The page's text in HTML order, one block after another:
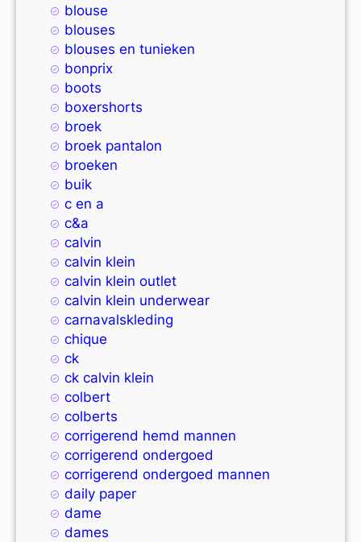
blouse
blouses
blouses en tunieken
bonprix
boots
boxershorts
broek
broek pantalon
broeken
buik
c en a
c&a
calvin
calvin klein
calvin klein outlet
calvin klein underwear
carnavalskleding
chique
ck
ck calvin klein
colbert
colberts
corrigerend hemd mannen
corrigerend ondergoed
corrigerend ondergoed mannen
daily paper
dame
dames